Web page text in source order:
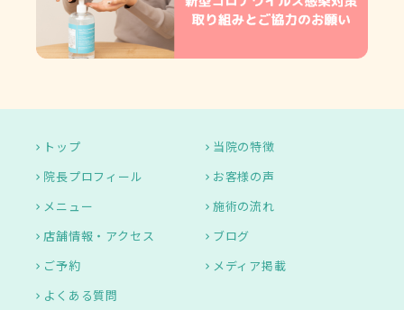
トップ
当院の特徴
院長プロフィール
お客様の声
メニュー
施術の流れ
店舗情報・アクセス
ブログ
ご予約
メディア掲載
よくある質問